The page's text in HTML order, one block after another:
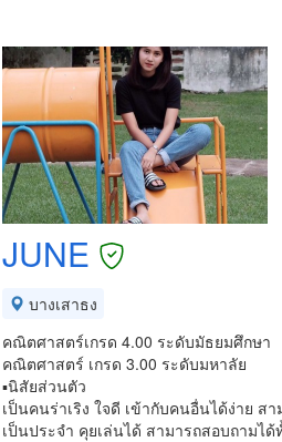
JUNE
บางเสาธง
คณิตศาสตร์เกรด 4.00 ระดับมัธยมศึกษา
คณิตศาสตร์ เกรด 3.00 ระดับมหาลัย
▪️นิสัยส่วนตัว
เป็นคนร่าเริง ใจดี เข้ากับคนอื่นได้ง่าย
เป็นประจำ คุยเล่นได้ สามารถสอบถามไ